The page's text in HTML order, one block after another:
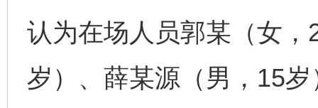
认为在场人员郭某（女
岁）、薛某源（男，15